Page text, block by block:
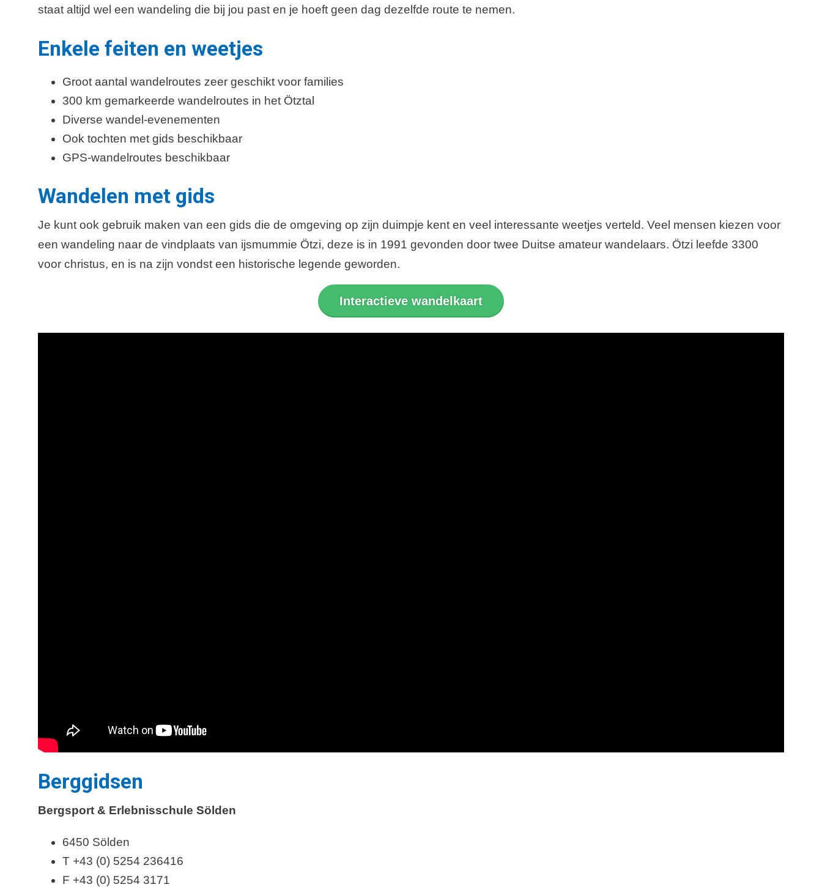
staat altijd wel een wandeling die bij jou past en je hoeft geen dag dezelfde route te nemen.
Enkele feiten en weetjes
Groot aantal wandelroutes zeer geschikt voor families
300 km gemarkeerde wandelroutes in het Ötztal
Diverse wandel-evenementen
Ook tochten met gids beschikbaar
GPS-wandelroutes beschikbaar
Wandelen met gids
Je kunt ook gebruik maken van een gids die de omgeving op zijn duimpje kent en veel interessante weetjes verteld. Veel mensen kiezen voor
een wandeling naar de vindplaats van ijsmummie Ötzi, deze is in 1991 gevonden door twee Duitse amateur wandelaars. Ötzi leefde 3300
voor christus, en is na zijn vondst een historische legende geworden.
Interactieve wandelkaart
Berggidsen
Bergsport & Erlebnisschule Sölden
6450 Sölden
T +43 (0) 5254 236416
F +43 (0) 5254 3171